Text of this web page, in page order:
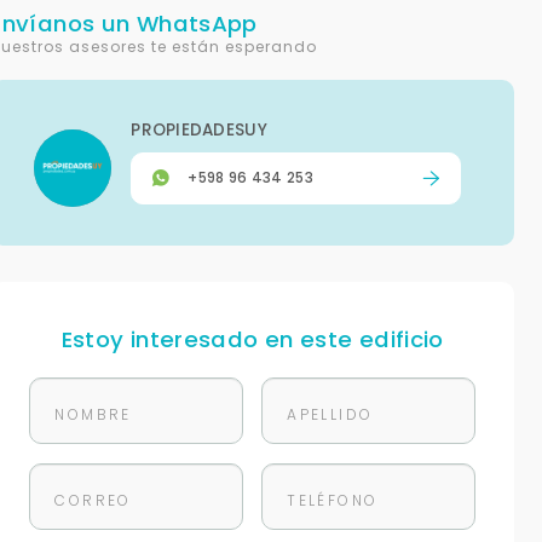
un WhatsApp
asesores te están esperando
PROPIEDADESUY
+598 96 434 253
Estoy interesado en este edificio